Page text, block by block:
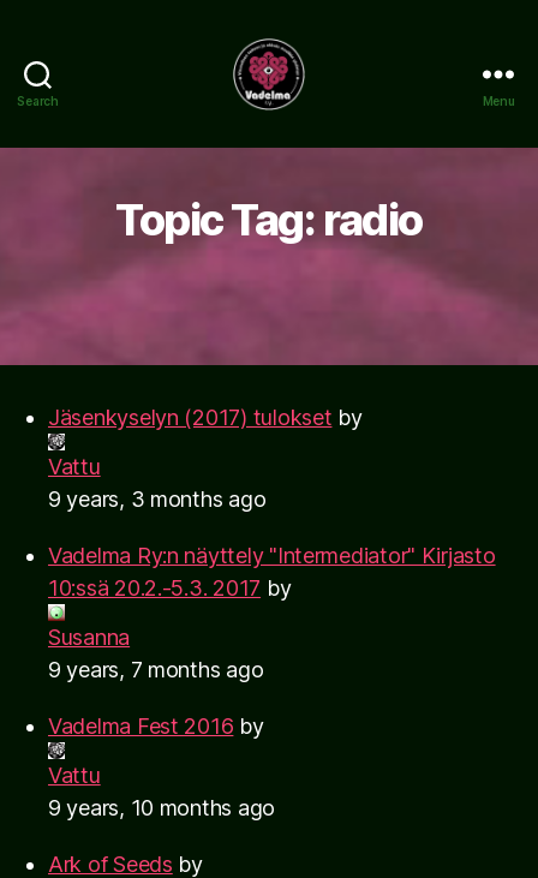
Search Menu
Topic Tag: radio
Jäsenkyselyn (2017) tulokset by
Vattu
9 years, 3 months ago
Vadelma Ry:n näyttely "Intermediator" Kirjasto
10:ssä 20.2.-5.3. 2017 by
Susanna
9 years, 7 months ago
Vadelma Fest 2016 by
Vattu
9 years, 10 months ago
Ark of Seeds by